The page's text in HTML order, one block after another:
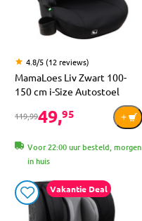
4.8/5 (12 reviews)
MamaLoes Liv Zwart 100-
150 cm i-Size Autostoel
119,9949,95
Voor 22:00 uur besteld, morgen
in huis
Vakantie Deal